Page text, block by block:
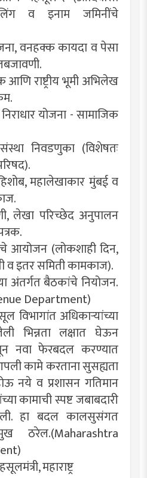
व इनाम जमिनींचे
वनहक्क कायदा व पेसा
आणि राष्ट्रीय भूमी अभिलेख
योजना - सामाजिक
निवडणुका (विशेषतः
महालेखाकार मुंबई व
लेखा परिच्छेद अनुपालन
आयोजन (लोकशाही दिन,
व इतर समिती कामकाज).
अंतर्गत बैठकांचे नियोजन.
Department)
विभागांत अधिकाऱ्यांच्या
भिन्नता लक्षात घेऊन
नवा फेरबदल करण्यात
कामे करताना सुसह्यता
नये व प्रशासन गतिमान
कामाची स्पष्ट जबाबदारी
हा बदल कालसुसंगत
ठरेल.(Maharashtra
महाराष्ट्र